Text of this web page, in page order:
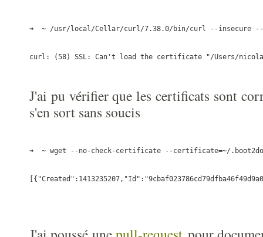
➜  ~ /usr/local/Cellar/curl/7.38.0/bin/curl --insecure --
curl: (58) SSL: Can't load the certificate "/Users/
J'ai pu vérifier que les certificats sont
s'en sort sans soucis
➜  ~ wget --no-check-certificate --certificate=~/